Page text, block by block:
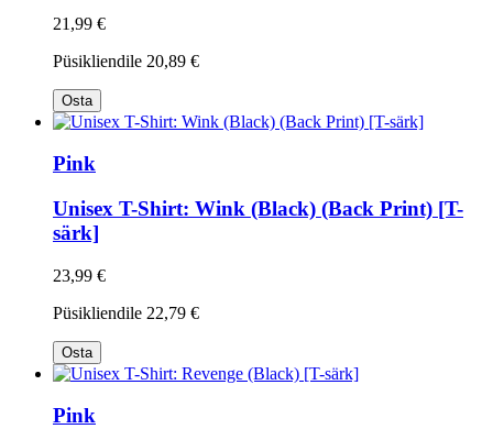
21,99 €
Püsikliendile 20,89 €
Osta
Pink
Unisex T-Shirt: Wink (Black) (Back Print) [T-
särk]
23,99 €
Püsikliendile 22,79 €
Osta
Pink